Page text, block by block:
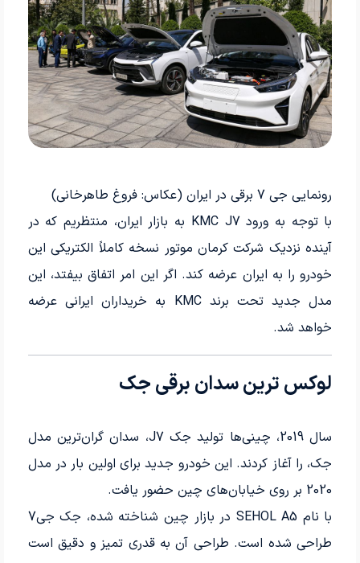
رونمایی جی 7 برقی در ایران (عکاس: فروغ طاهرخانی)
با توجه به ورود KMC J7 به بازار ایران، منتظریم که در
آینده نزدیک شرکت کرمان موتور نسخه کاملاً الکتریکی این
خودرو را به ایران عرضه کند. اگر این امر اتفاق بیفتد، این
مدل جدید تحت برند KMC به خریداران ایرانی عرضه
خواهد شد.
لوکس ترین سدان برقی جک
سال 2019، چینی‌ها تولید جک J7، سدان گران‌ترین مدل
جک، را آغاز کردند. این خودرو جدید برای اولین بار در مدل
2020 بر روی خیابان‌های چین حضور یافت.
با نام SEHOL A5 در بازار چین شناخته شده، جک جی7
طراحی شده است. طراحی آن به قدری تمیز و دقیق است